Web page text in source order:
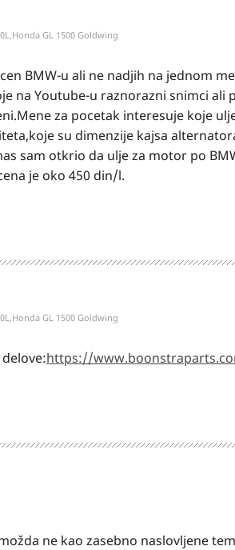
GL 1500 Goldwing
BMW-u ali ne nadjih na jednom
na Youtube-u raznorazni snimci
za pocetak interesuje koje
su dimenzije kajsa
sam otkrio da ulje za motor po
je oko 450 din/l.
GL 1500 Goldwing
https://
ne kao zasebno naslovljene